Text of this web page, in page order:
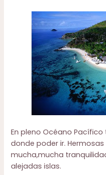
En pleno Océano
donde poder ir.
mucha,mucha
alejadas islas.